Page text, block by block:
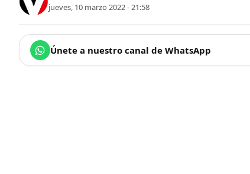
jueves, 10 marzo 2022 - 21:58
Únete a nuestro canal de WhatsApp